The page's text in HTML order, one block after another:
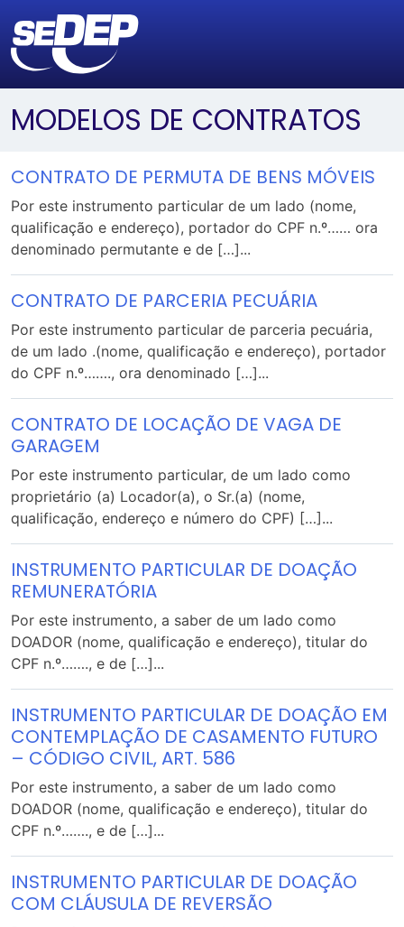
MODELOS DE CONTRATOS
CONTRATO DE PERMUTA DE BENS MÓVEIS
Por este instrumento particular de um lado (nome,
qualificação e endereço), portador do CPF n.º…… ora
denominado permutante e de […]...
CONTRATO DE PARCERIA PECUÁRIA
Por este instrumento particular de parceria pecuária,
de um lado .(nome, qualificação e endereço), portador
do CPF n.º……., ora denominado […]...
CONTRATO DE LOCAÇÃO DE VAGA DE
GARAGEM
Por este instrumento particular, de um lado como
proprietário (a) Locador(a), o Sr.(a) (nome,
qualificação, endereço e número do CPF) […]...
INSTRUMENTO PARTICULAR DE DOAÇÃO
REMUNERATÓRIA
Por este instrumento, a saber de um lado como
DOADOR (nome, qualificação e endereço), titular do
CPF n.º……., e de […]...
INSTRUMENTO PARTICULAR DE DOAÇÃO EM
CONTEMPLAÇÃO DE CASAMENTO FUTURO
– CÓDIGO CIVIL, ART. 586
Por este instrumento, a saber de um lado como
DOADOR (nome, qualificação e endereço), titular do
CPF n.º……., e de […]...
INSTRUMENTO PARTICULAR DE DOAÇÃO
COM CLÁUSULA DE REVERSÃO